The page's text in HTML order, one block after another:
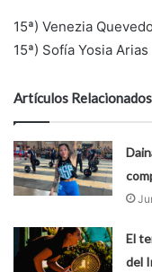
15ª) Venezia Quevedo
15ª) ⁠Sofía Yosia Arias
Artículos Relacionados
El
del